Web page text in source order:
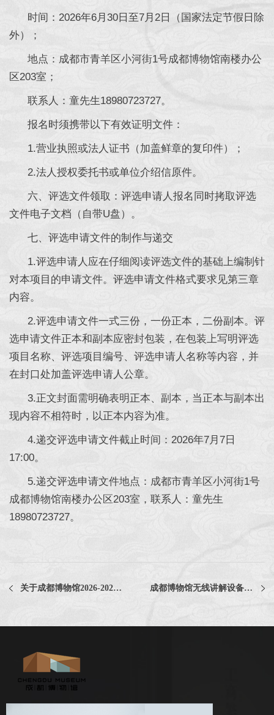
时间：2026年6月30日至7月2日（国家法定节假日除
外）；
地点：成都市青羊区小河街1号成都博物馆南楼办公
区203室；
联系人：童先生18980723727。
报名时须携带以下有效证明文件：
1.营业执照或法人证书（加盖鲜章的复印件）；
2.法人授权委托书或单位介绍信原件。
六、评选文件领取：评选申请人报名同时拷取评选
文件电子文档（自带U盘）。
七、评选申请文件的制作与递交
1.评选申请人应在仔细阅读评选文件的基础上编制针
对本项目的申请文件。评选申请文件格式要求见第三章
内容。
2.评选申请文件一式三份，一份正本，二份副本。评
选申请文件正本和副本应密封包装，在包装上写明评选
项目名称、评选项目编号、评选申请人名称等内容，并
在封口处加盖评选申请人公章。
3.正文封面需明确表明正本、副本，当正本与副本出
现内容不相符时，以正本内容为准。
4.递交评选申请文件截止时间：2026年7月7日
17:00。
5.递交评选申请文件地点：成都市青羊区小河街1号
成都博物馆南楼办公区203室，联系人：童先生
18980723727。
关于成都博物馆2026-2028年度变配电系统维护保养服务采购项目价格调查的公告 成都博物馆无线讲解设备采购项目废选公告